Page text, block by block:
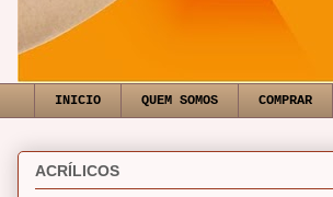
INICIO QUEM SOMOS COMPRAR
ACRÍLICOS